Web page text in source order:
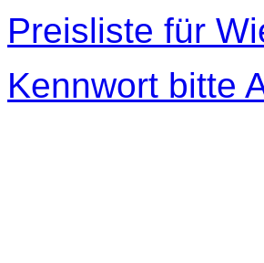
Preisliste für
Kennwort bitte